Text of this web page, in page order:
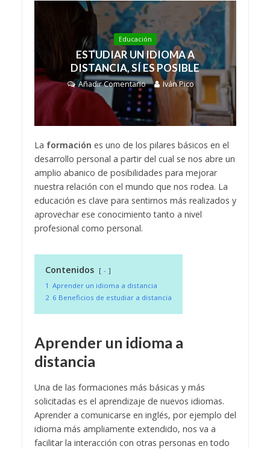
Educación
ESTUDIAR UN IDIOMA A
DISTANCIA, SÍ ES POSIBLE
Añadir Comentario Iván Pico
La formación es uno de los pilares básicos en el
desarrollo personal a partir del cual se nos abre un
amplio abanico de posibilidades para mejorar
nuestra relación con el mundo que nos rodea. La
educación es clave para sentirnos más realizados y
aprovechar ese conocimiento tanto a nivel
profesional como personal.
Contenidos
-
1 Aprender un idioma a distancia
2 6 Beneficios de estudiar a distancia
Aprender un idioma a
distancia
Una de las formaciones más básicas y más
solicitadas es el aprendizaje de nuevos idiomas.
Aprender a comunicarse en inglés, por ejemplo del
idioma más ampliamente extendido, nos va a
facilitar la interacción con otras personas en todo